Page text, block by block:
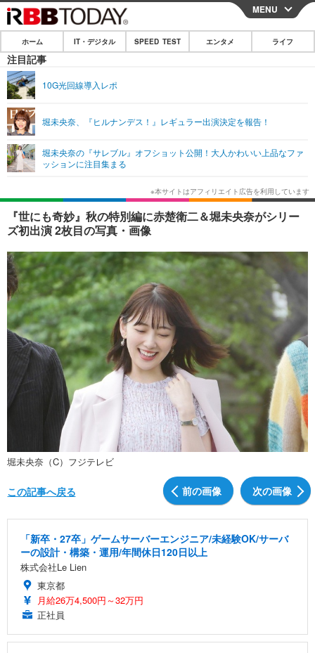
CLOSE
ホーム
IT・デジタル
ショッピング その他
SPEED TEST
エンタメ
エンタメTOP
韓国・芸能
音楽 スポーツ
ショッピング その他
ライフ
ライフTOP グルメ
ペット ショッピング
その他
リリース一覧
プッシュ通知の停止方法
MENU
ホーム IT・デジタル SPEED TEST エンタメ ライフ
注目記事
10G光回線導入レポ
堀未央奈、『ヒルナンデス！』レギュラー出演決定を報告！
堀未央奈の『サレブル』オフショット公開！大人かわいい上品なファ
ッションに注目集まる
『世にも奇妙』秋の特別編に赤楚衛二＆堀未央奈がシリー
ズ初出演 2枚目の写真・画像
堀未央奈（C）フジテレビ
前の画像 次の画像
この記事へ戻る
「新卒・27卒」ゲームサーバーエンジニア/未経験OK/サーバ
ーの設計・構築・運用/年間休日120日以上
株式会社Le Lien
東京都
月給26万4,500円～32万円
正社員